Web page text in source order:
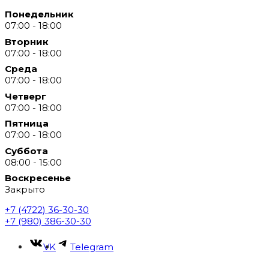
Понедельник
07:00 - 18:00
Вторник
07:00 - 18:00
Среда
07:00 - 18:00
Четверг
07:00 - 18:00
Пятница
07:00 - 18:00
Суббота
08:00 - 15:00
Воскресенье
Закрыто
+7 (4722) 36-30-30
+7 (980) 386-30-30
VK
Telegram